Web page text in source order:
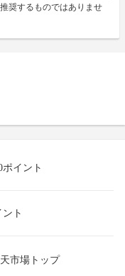
奨するものではありませ
イント
ト
市場トップ